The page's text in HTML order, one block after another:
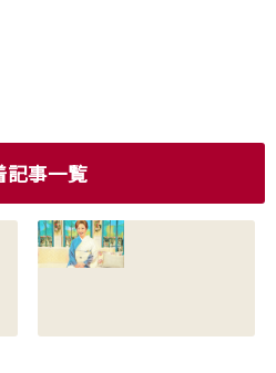
記事一覧